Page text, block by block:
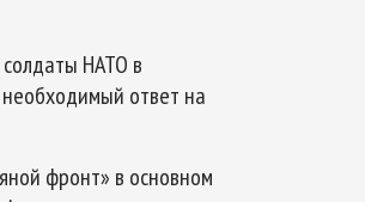
НАТО в
ответ на
фронт» в основном